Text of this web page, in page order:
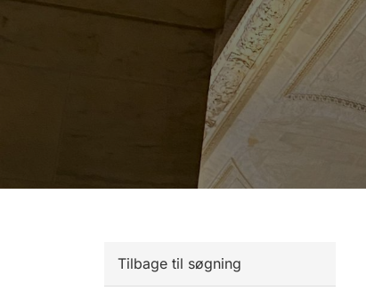
Tilbage til søgning